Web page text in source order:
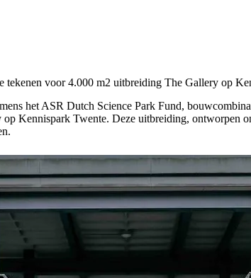
tekenen voor 4.000 m2 uitbreiding The Gallery op
het ASR Dutch Science Park Fund,
Kennispark Twente. Deze uitbreiding, ontworpen